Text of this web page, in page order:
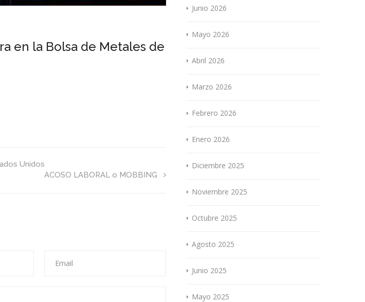
en la Bolsa de Metales de
Unidos
ACOSO LABORAL o MOBBING
Junio 2026
Mayo 2026
Abril 2026
Marzo 2026
Febrero 2026
Enero 2026
Diciembre 2025
Noviembre 2025
Octubre 2025
Agosto 2025
Junio 2025
Mayo 2025